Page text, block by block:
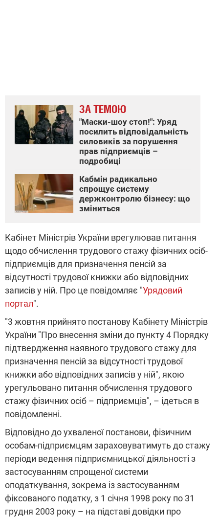
ЗА ТЕМОЮ
"Маски-шоу стоп!": Уряд
посилить відповідальність
силовиків за порушення
прав підприємців –
подробиці
Кабмін радикально
спрощує систему
держконтролю бізнесу: що
зміниться
Кабінет Міністрів України врегулював питання
щодо обчислення трудового стажу фізичних осіб-
підприємців для призначення пенсій за
відсутності трудової книжки або відповідних
записів у ній. Про це повідомляє "Урядовий
портал".
"3 жовтня прийнято постанову Кабінету Міністрів
України "Про внесення зміни до пункту 4 Порядку
підтвердження наявного трудового стажу для
призначення пенсій за відсутності трудової
книжки або відповідних записів у ній", якою
урегульовано питання обчислення трудового
стажу фізичних осіб – підприємців", – ідеться в
повідомленні.
Відповідно до ухваленої постанови, фізичним
особам-підприємцям зараховуватимуть до стажу
періоди ведення підприємницької діяльності з
застосуванням спрощеної системи
оподаткування, зокрема із застосуванням
фіксованого податку, з 1 січня 1998 року по 31
грудня 2003 року – на підставі довідки про